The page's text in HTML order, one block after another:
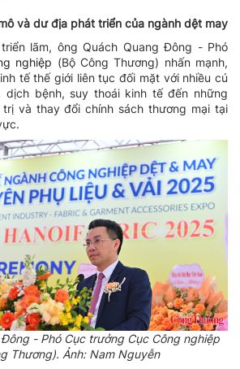
và dư địa phát triển của ngành dệt may
lãm, ông Quách Quang Đông - Phó
nghiệp (Bộ Công Thương) nhấn mạnh,
tế thế giới liên tục đối mặt với nhiều cú
dịch bệnh, suy thoái kinh tế đến những
và thay đổi chính sách thương mại tại
- Phó Cục trưởng Cục Công nghiệp
Thương). Ảnh: Nam Nguyễn